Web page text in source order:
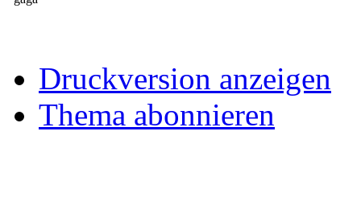
Druckversion anzeigen
Thema abonnieren